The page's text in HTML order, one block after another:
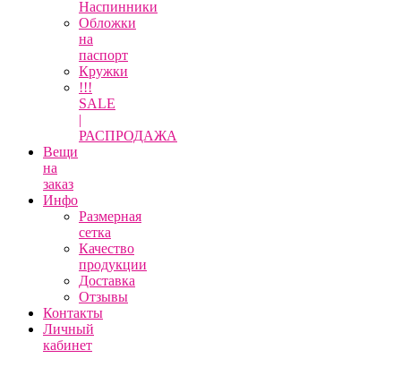
Наспинники
Обложки
на
паспорт
Кружки
!!!
SALE
|
РАСПРОДАЖА
Вещи
на
заказ
Инфо
Размерная
сетка
Качество
продукции
Доставка
Отзывы
Контакты
Личный
кабинет